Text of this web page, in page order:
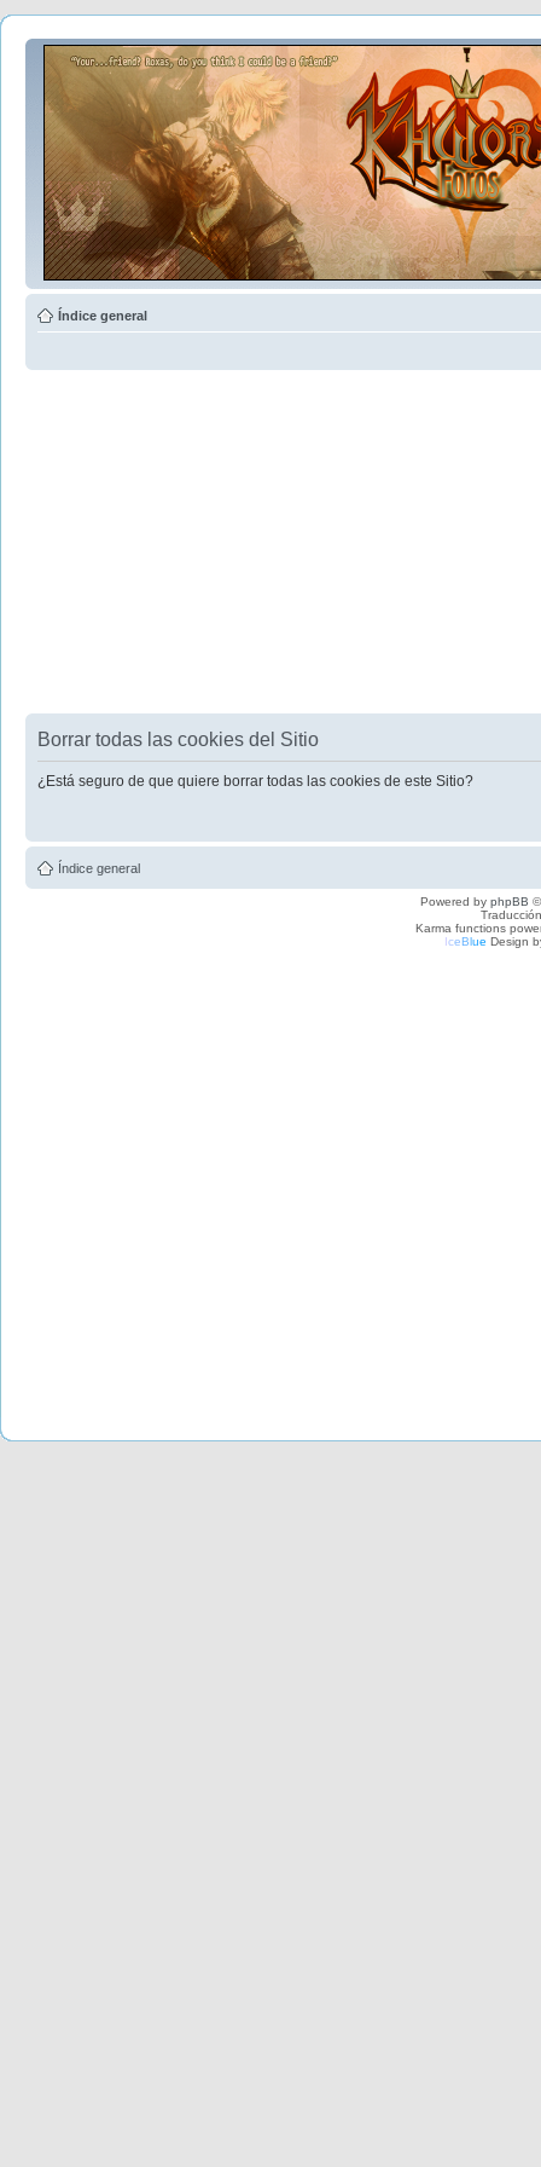
Índice general
Borrar todas las cookies del Sitio
¿Está seguro de que quiere borrar todas las cookies de este Sitio?
Índice general
Powered by phpBB
Karma functions
IceBlue Design